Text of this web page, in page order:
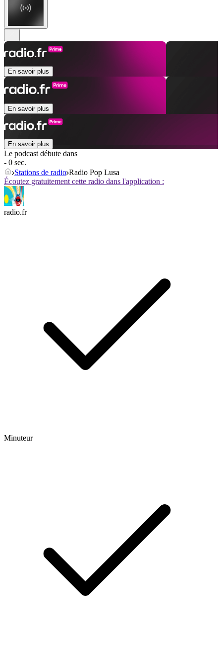
En savoir plus
En savoir plus
En savoir plus
Le podcast débute dans
- 0 sec.
Stations de radio Radio Pop Lusa
Écoutez gratuitement cette radio dans l'application :
radio.fr
Minuteur